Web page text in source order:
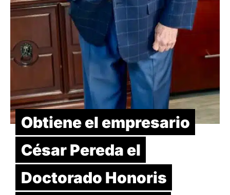
Obtiene el empresario
César Pereda el
Doctorado Honoris